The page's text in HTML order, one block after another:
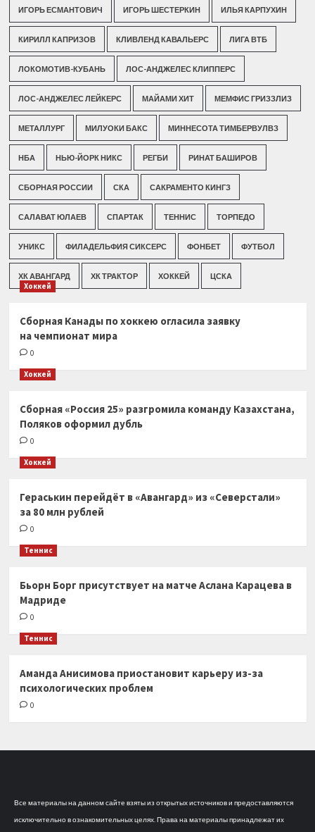
ИГОРЬ ЕСМАНТОВИЧ ИГОРЬ ШЕСТЕРКИН ИЛЬЯ КАРПУХИН
КИРИЛЛ КАПРИЗОВ КЛИВЛЕНД КАВАЛЬЕРС ЛИГА ВТБ
ЛОКОМОТИВ-КУБАНЬ ЛОС-АНДЖЕЛЕС КЛИППЕРС
ЛОС-АНДЖЕЛЕС ЛЕЙКЕРС МАЙАМИ ХИТ МЕМФИС ГРИЗЗЛИЗ
МЕТАЛЛУРГ МИЛУОКИ БАКС МИННЕСОТА ТИМБЕРВУЛВЗ
НБА НЬЮ-ЙОРК НИКС РЕГБИ РИНАТ БАШИРОВ
СБОРНАЯ РОССИИ СКА САКРАМЕНТО КИНГЗ
САЛАВАТ ЮЛАЕВ СПАРТАК ТЕННИС ТОРПЕДО
УНИКС ФИЛАДЕЛЬФИЯ СИКСЕРС ФОНБЕТ ФУТБОЛ
ХК АВАНГАРД ХК ТРАКТОР ХОККЕЙ ЦСКА
Хоккей
Сборная Канады по хоккею огласила заявку
на чемпионат мира
0
Хоккей
Сборная «Россия 25» разгромила команду Казахстана,
Поляков оформил дубль
0
Хоккей
Гераськин перейдёт в «Авангард» из «Северстали»
за 80 млн рублей
0
Теннис
Бьорн Борг присутствует на матче Аслана Карацева в
Мадриде
0
Теннис
Аманда Анисимова приостановит карьеру из-за
психологических проблем
0
Все материалы на данном сайте взяты из открытых источников и предоставляются
исключительно в ознакомительных целях. Права на материалы принадлежат их